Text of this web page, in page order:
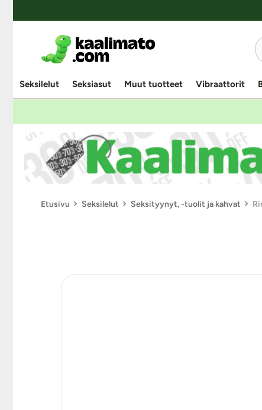
Seksilelut Seksiasut Muut tuotteet Vibraattorit
Etusivu Seksilelut Seksityynyt, -tuolit ja kahvat